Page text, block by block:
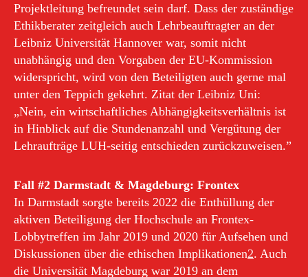
Projektleitung befreundet sein darf. Dass der zuständige
Ethikberater zeitgleich auch Lehrbeauftragter an der
Leibniz Universität Hannover war, somit nicht
unabhängig und den Vorgaben der EU-Kommission
widerspricht, wird von den Beteiligten auch gerne mal
unter den Teppich gekehrt. Zitat der Leibniz Uni:
„Nein, ein wirtschaftliches Abhängigkeitsverhältnis ist
in Hinblick auf die Stundenanzahl und Vergütung der
Lehraufträge LUH-seitig entschieden zurückzuweisen.”
Fall #2 Darmstadt & Magdeburg: Frontex
In Darmstadt sorgte bereits 2022 die Enthüllung der
aktiven Beteiligung der Hochschule an Frontex-
Lobbytreffen im Jahr 2019 und 2020 für Aufsehen und
Diskussionen über die ethischen Implikationen2. Auch
die Universität Magdeburg war 2019 an dem